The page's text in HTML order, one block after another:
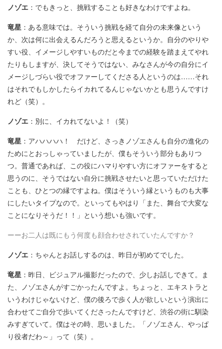
ノゾエ ：でもきっと、挑戦することも好きなわけですよね。
竜星 ：ある意味では。そういう挑戦を経て自分の未来像という
か、次は何に出会えるんだろうと思えるというか。自分のやりや
すい役、イメージしやすいものだと今までの経験を踏まえてやれ
たりもしますが、決してそうではない、みなさんが今の自分にイ
メージしづらい役でオファーしてくださる人というのは……それ
はそれでもしかしたらイカれてるんじゃないかとも思うんですけ
れど（笑）。
ノゾエ ：別に、イカれてないよ！（笑）
竜星 ：アハハハハ！ だけど、さっきノゾエさんも自分の進化の
ためにとおっしゃっていましたが、僕もそういう部分もありつ
つ。普通であれば、この役にハマりやすい方にオファーをすると
思うのに、そうではない自分に挑戦させたいと思っていただけた
ことも、ひとつの縁ですよね。僕はそういう縁というものも大事
にしたいタイプなので。といってもやはり「また、舞台で大変な
ことになりそうだ！！」という想いも強いです。
ーーお二人は既にもう何度も顔合わせされていたんですか？
ノゾエ ：ちゃんとお話しするのは、昨日が初めてでした。
竜星 ：昨日、ビジュアル撮影だったので、少しお話しできて。ま
た、ノゾエさんがすごかったんですよ。ちょっと、エキストラと
いうわけじゃないけど、僕の後ろで歩く人が欲しいという演出に
合わせてご自分で歩いてくださったんですけど、渋谷の街に馴染
みすぎていて。僕はその時、思いました。「ノゾエさん、やっぱ
り役者だわ～」って（笑）。